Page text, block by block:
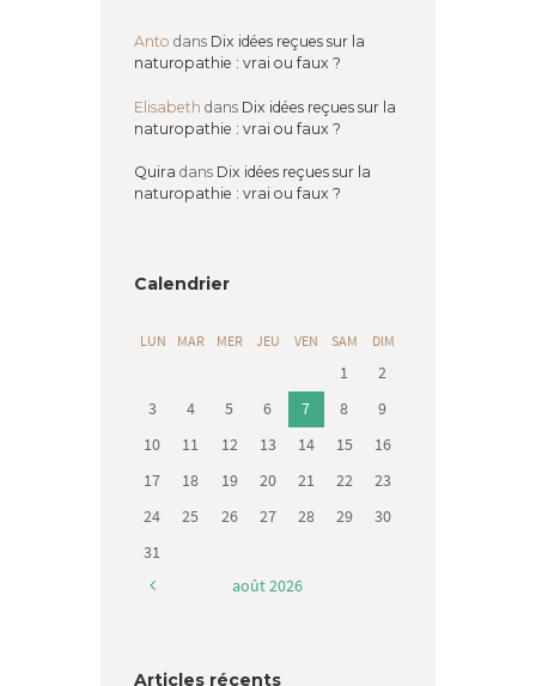
Anto dans Dix idées reçues sur la
naturopathie : vrai ou faux ?
Elisabeth dans Dix idées reçues sur la
naturopathie : vrai ou faux ?
Quira dans Dix idées reçues sur la
naturopathie : vrai ou faux ?
Calendrier
LUN MAR MER JEU VEN SAM DIM
1
2
3
4 5 6 7 8
9
10
11 12 13 14 15
16
17
18 19 20 21 22
23
24
25 26 27 28 29
30
31
août2026
Articles récents